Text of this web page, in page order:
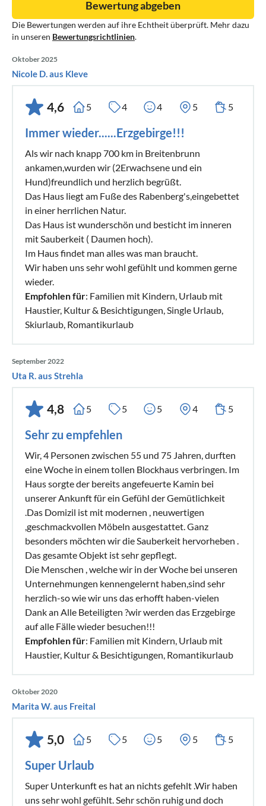
Die Bewertungen werden auf ihre Echtheit überprüft. Mehr dazu
in unseren Bewertungsrichtlinien.
Bewertung abgeben
Oktober 2025
Nicole D. aus Kleve
4,6 5 4 4 5 5
Immer wieder......Erzgebirge!!!
Als wir nach knapp 700 km in Breitenbrunn
ankamen,wurden wir (2Erwachsene und ein
Hund)freundlich und herzlich begrüßt.
Das Haus liegt am Fuße des Rabenberg's,eingebettet
in einer herrlichen Natur.
Das Haus ist wunderschön und besticht im inneren
mit Sauberkeit ( Daumen hoch).
Im Haus findet man alles was man braucht.
Wir haben uns sehr wohl gefühlt und kommen gerne
wieder.
Empfohlen für: Familien mit Kindern, Urlaub mit
Haustier, Kultur & Besichtigungen, Single Urlaub,
Skiurlaub, Romantikurlaub
September 2022
Uta R. aus Strehla
4,8 5 5 5 4 5
Sehr zu empfehlen
Wir, 4 Personen zwischen 55 und 75 Jahren, durften
eine Woche in einem tollen Blockhaus verbringen. Im
Haus sorgte der bereits angefeuerte Kamin bei
unserer Ankunft für ein Gefühl der Gemütlichkeit
.Das Domizil ist mit modernen , neuwertigen
,geschmackvollen Möbeln ausgestattet. Ganz
besonders möchten wir die Sauberkeit hervorheben .
Das gesamte Objekt ist sehr gepflegt.
Die Menschen , welche wir in der Woche bei unseren
Unternehmungen kennengelernt haben,sind sehr
herzlich-so wie wir uns das erhofft haben-vielen
Dank an Alle Beteiligten ?wir werden das Erzgebirge
auf alle Fälle wieder besuchen!!!
Empfohlen für: Familien mit Kindern, Urlaub mit
Haustier, Kultur & Besichtigungen, Romantikurlaub
Oktober 2020
Marita W. aus Freital
5,0 5 5 5 5 5
Super Urlaub
Super Unterkunft es hat an nichts gefehlt .Wir haben
uns sehr wohl gefühlt. Sehr schön ruhig und doch